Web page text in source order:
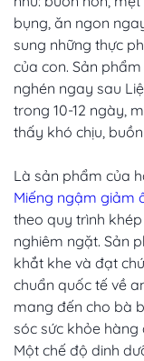
bụng, ăn ngon
sung những thực
của con. Sản
nghén ngay sau
trong 10-12 ngày,
thấy khó chịu,
Là sản phẩm của
Miếng ngậm giảm
theo quy trình
nghiêm ngặt. Sản
khắt khe và đạt
chuẩn quốc tế về
mang đến cho bà
sóc sức khỏe hàng
Một chế độ dinh